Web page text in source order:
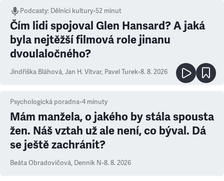
Podcasty: Dělníci kultury•52 minut
Čím lidi spojoval Glen Hansard? A jaká
byla nejtěžší filmová role jinanu
dvoulaločného?
Jindřiška Bláhová, Jan H. Vitvar, Pavel Turek•8. 8. 2026
Psychologická poradna•4 minuty
Mám manžela, o jakého by stála spousta
žen. Náš vztah už ale není, co býval. Dá
se ještě zachránit?
Beáta Obradovičová, Denník N•8. 8. 2026